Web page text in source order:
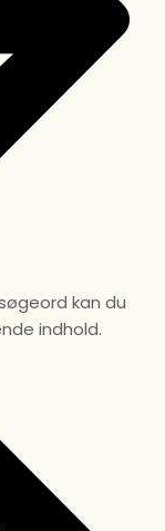
kan du
indhold.